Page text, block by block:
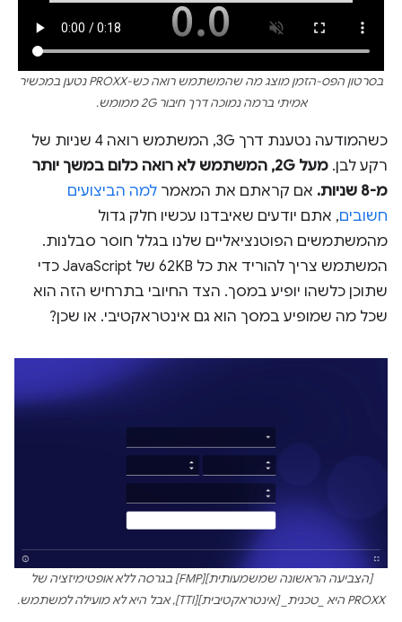
בסרטון הפס-הזמן מוצג מה שהמשתמש רואה כש-PROXX נטען במכשיר
אמיתי ברמה נמוכה דרך חיבור 2G ממומש.
כשהמודעה נטענת דרך 3G, המשתמש רואה 4 שניות של
רקע לבן.
מעל 2G, המשתמש לא רואה כלום במשך יותר
מ-8 שניות.
אם קראתם את המאמר למה הביצועים
חשובים, אתם יודעים שאיבדנו עכשיו חלק גדול
מהמשתמשים הפוטנציאליים שלנו בגלל חוסר סבלנות.
המשתמש צריך להוריד את כל 62KB של JavaScript כדי
שתוכן כלשהו יופיע במסך. הצד החיובי בתרחיש הזה הוא
שכל מה שמופיע במסך הוא גם אינטראקטיבי. או שכן?
[הצביעה הראשונה שמשמעותית][FMP] בגרסה ללא אופטימיזציה של
PROXX היא _טכנית_ [אינטראקטיבית][TTI], אבל היא לא מועילה למשתמש.